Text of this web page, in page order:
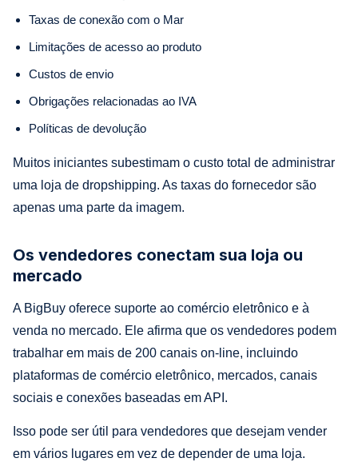
Taxas de conexão com o Mar
Limitações de acesso ao produto
Custos de envio
Obrigações relacionadas ao IVA
Políticas de devolução
Muitos iniciantes subestimam o custo total de administrar
uma loja de dropshipping. As taxas do fornecedor são
apenas uma parte da imagem.
Os vendedores conectam sua loja ou
mercado
A BigBuy oferece suporte ao comércio eletrônico e à
venda no mercado. Ele afirma que os vendedores podem
trabalhar em mais de 200 canais on-line, incluindo
plataformas de comércio eletrônico, mercados, canais
sociais e conexões baseadas em API.
Isso pode ser útil para vendedores que desejam vender
em vários lugares em vez de depender de uma loja.